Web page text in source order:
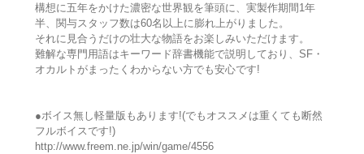
構想に五年をかけた濃密な世界観を筆頭に、実製作期間1年
半、関与スタッフ数は60名以上に膨れ上がりました。
それに見合うだけの壮大な物語をお楽しみいただけます。
難解な専門用語はキーワード辞書機能で説明しており、SF・
オカルトがまったくわからない方でも安心です!
●ボイス無し軽量版もあります!(でもオススメは重くても断然
フルボイスです!)
http://www.freem.ne.jp/win/game/4556